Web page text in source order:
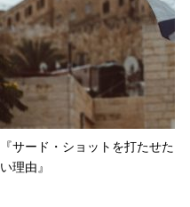
『サード・ショットを打たせた
い理由』